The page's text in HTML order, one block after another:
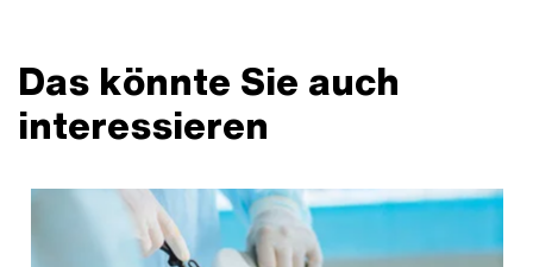
Das könnte Sie auch
interessieren